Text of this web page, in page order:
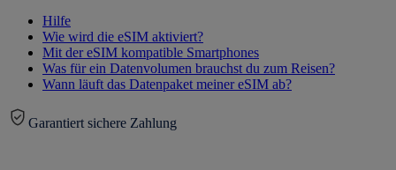
Hilfe
Wie wird die eSIM aktiviert?
Mit der eSIM kompatible Smartphones
Was für ein Datenvolumen brauchst du zum Reisen?
Wann läuft das Datenpaket meiner eSIM ab?
Garantiert sichere Zahlung